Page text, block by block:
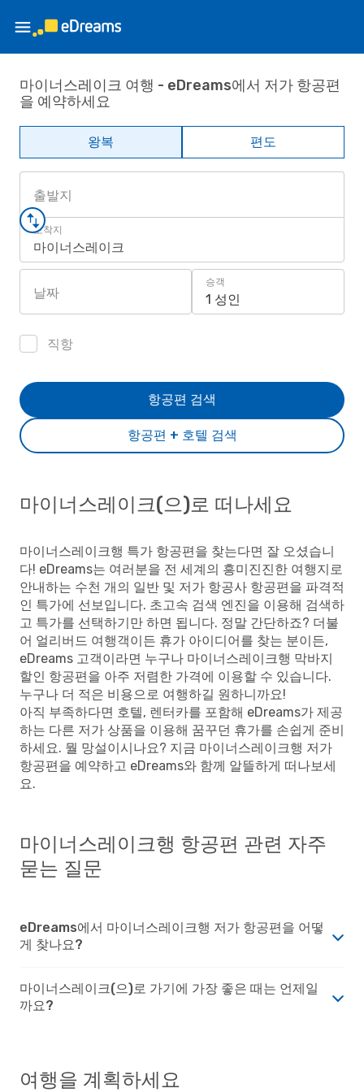
마이너스레이크 여행 - eDreams에서 저가 항공편
을 예약하세요
왕복 편도
출발지
도착지
마이너스레이크
날짜
승객
1 성인
직항
항공편 + 호텔 검색
항공편 검색
마이너스레이크(으)로 떠나세요
마이너스레이크행 특가 항공편을 찾는다면 잘 오셨습니
다! eDreams는 여러분을 전 세계의 흥미진진한 여행지로
안내하는 수천 개의 일반 및 저가 항공사 항공편을 파격적
인 특가에 선보입니다. 초고속 검색 엔진을 이용해 검색하
고 특가를 선택하기만 하면 됩니다. 정말 간단하죠? 더불
어 얼리버드 여행객이든 휴가 아이디어를 찾는 분이든,
eDreams 고객이라면 누구나 마이너스레이크행 막바지
할인 항공편을 아주 저렴한 가격에 이용할 수 있습니다.
누구나 더 적은 비용으로 여행하길 원하니까요!
아직 부족하다면 호텔, 렌터카를 포함해 eDreams가 제공
하는 다른 저가 상품을 이용해 꿈꾸던 휴가를 손쉽게 준비
하세요. 뭘 망설이시나요? 지금 마이너스레이크행 저가
항공편을 예약하고 eDreams와 함께 알뜰하게 떠나보세
요.
마이너스레이크행 항공편 관련 자주
묻는 질문
eDreams에서 마이너스레이크행 저가 항공편을 어떻
게 찾나요?
마이너스레이크(으)로 가기에 가장 좋은 때는 언제일
까요?
여행을 계획하세요